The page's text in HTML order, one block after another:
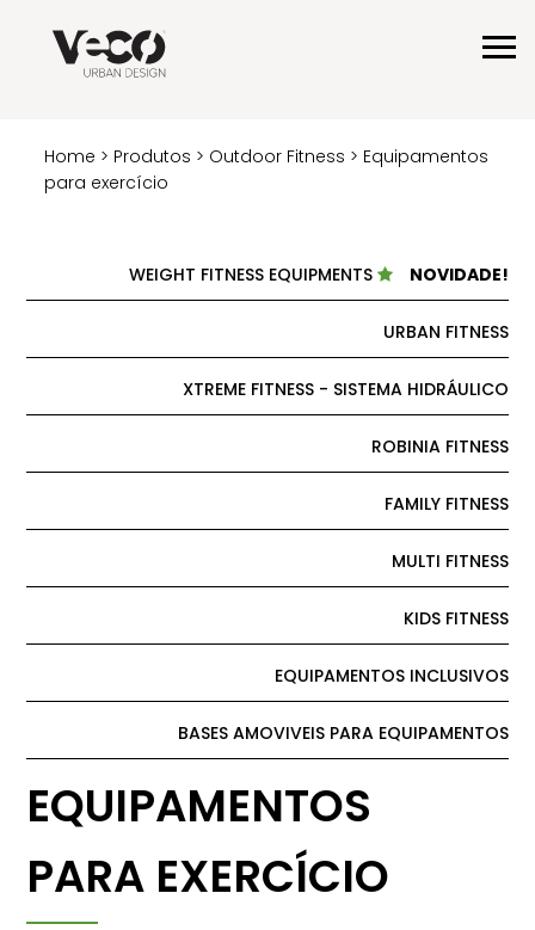
Home > Produtos > Outdoor Fitness > Equipamentos
para exercício
WEIGHT FITNESS EQUIPMENTS NOVIDADE!
URBAN FITNESS
XTREME FITNESS - SISTEMA HIDRÁULICO
ROBINIA FITNESS
FAMILY FITNESS
MULTI FITNESS
KIDS FITNESS
EQUIPAMENTOS INCLUSIVOS
BASES AMOVIVEIS PARA EQUIPAMENTOS
EQUIPAMENTOS
PARA EXERCÍCIO